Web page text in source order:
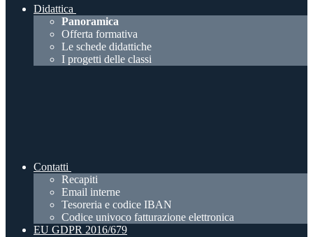
Didattica
Panoramica
Offerta formativa
Le schede didattiche
I progetti delle classi
Contatti
Recapiti
Email interne
Tesoreria e codice IBAN
Codice univoco fatturazione elettronica
EU GDPR 2016/679